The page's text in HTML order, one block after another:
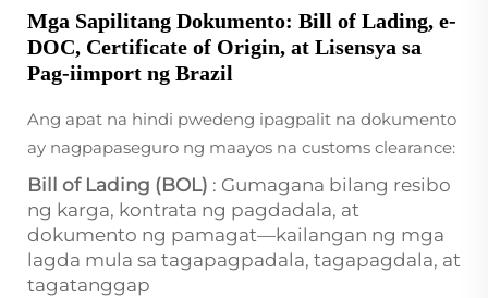
Mga Sapilitang Dokumento: Bill of Lading, e-
DOC, Certificate of Origin, at Lisensya sa
Pag-iimport ng Brazil
Ang apat na hindi pwedeng ipagpalit na dokumento
ay nagpapaseguro ng maayos na customs clearance:
Bill of Lading (BOL) : Gumagana bilang resibo
ng karga, kontrata ng pagdadala, at
dokumento ng pamagat—kailangan ng mga
lagda mula sa tagapagpadala, tagapagdala, at
tagatanggap